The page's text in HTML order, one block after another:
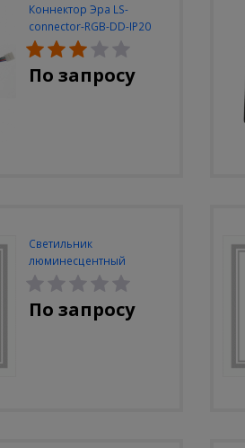
Коннектор Эра LS-
connector-RGB-DD-IP20
(3шт/уп)
По запросу
Светильник
люминесцентный
Navigator NEL-A2-E130-T4-
840/WH
По запросу